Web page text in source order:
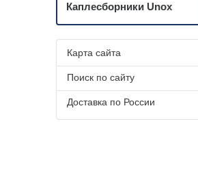
Каплесборники Unox
Карта сайта
Поиск по сайту
Доставка по России